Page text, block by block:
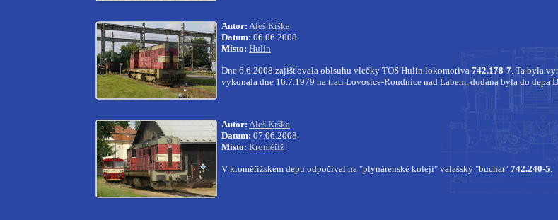
Autor: Aleš Krška
Datum: 06.06.2008
Místo: Hulín
Dne 6.6.2008 zajišťovala oblsuhu vlečky TOS Hulín lokomotiva 742.178-7. Ta byla
vykonala dne 16.7.1979 na trati Lovosice-Roudnice nad Labem, dodána byla do depa
Autor: Aleš Krška
Datum: 07.06.2008
Místo: Kroměříž
V kroměřížském depu odpočíval na "plynárenské koleji" valašský "buchar" 742.240-5.